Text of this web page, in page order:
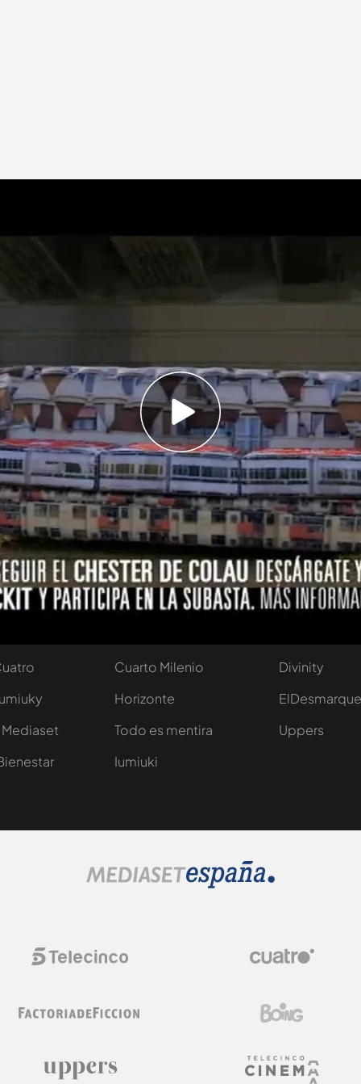
obtenidos por la puja del sofá se
Social de su elección, en este caso,
plataforma de la que es portavoz.
1
entradas
Programas
First Dates
Cuarto Milenio
Horizonte
Todo es mentira
Iumiuki
Más de
Mediaset
Divinity
Uppers